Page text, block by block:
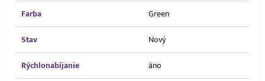
Farba
Green
Stav
Nový
Rýchlonabíjanie
áno